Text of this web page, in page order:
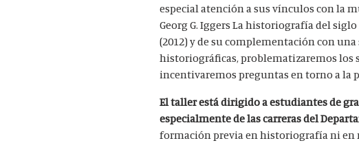
especial atención a sus vínculos con la
Georg G. Iggers La historiografía del
(2012) y de su complementación con
historiográficas, problematizaremos los
incentivaremos preguntas en torno a la
El taller está dirigido a estudiantes de
especialmente de las carreras del
formación previa en historiografía ni en